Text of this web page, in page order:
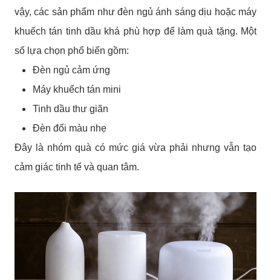
vậy, các sản phẩm như đèn ngủ ánh sáng dịu hoặc máy
khuếch tán tinh dầu khá phù hợp để làm quà tặng. Một
số lựa chọn phổ biến gồm:
Đèn ngủ cảm ứng
Máy khuếch tán mini
Tinh dầu thư giãn
Đèn đổi màu nhẹ
Đây là nhóm quà có mức giá vừa phải nhưng vẫn tạo
cảm giác tinh tế và quan tâm.